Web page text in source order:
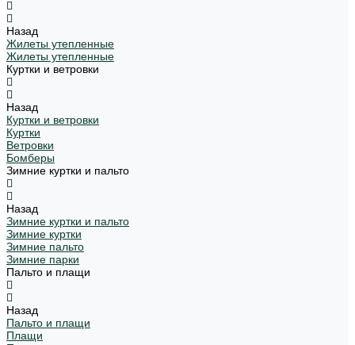
Назад
Жилеты утепленные
Жилеты утепленные
Куртки и ветровки
Назад
Куртки и ветровки
Куртки
Ветровки
Бомберы
Зимние куртки и пальто
Назад
Зимние куртки и пальто
Зимние куртки
Зимние пальто
Зимние парки
Пальто и плащи
Назад
Пальто и плащи
Плащи